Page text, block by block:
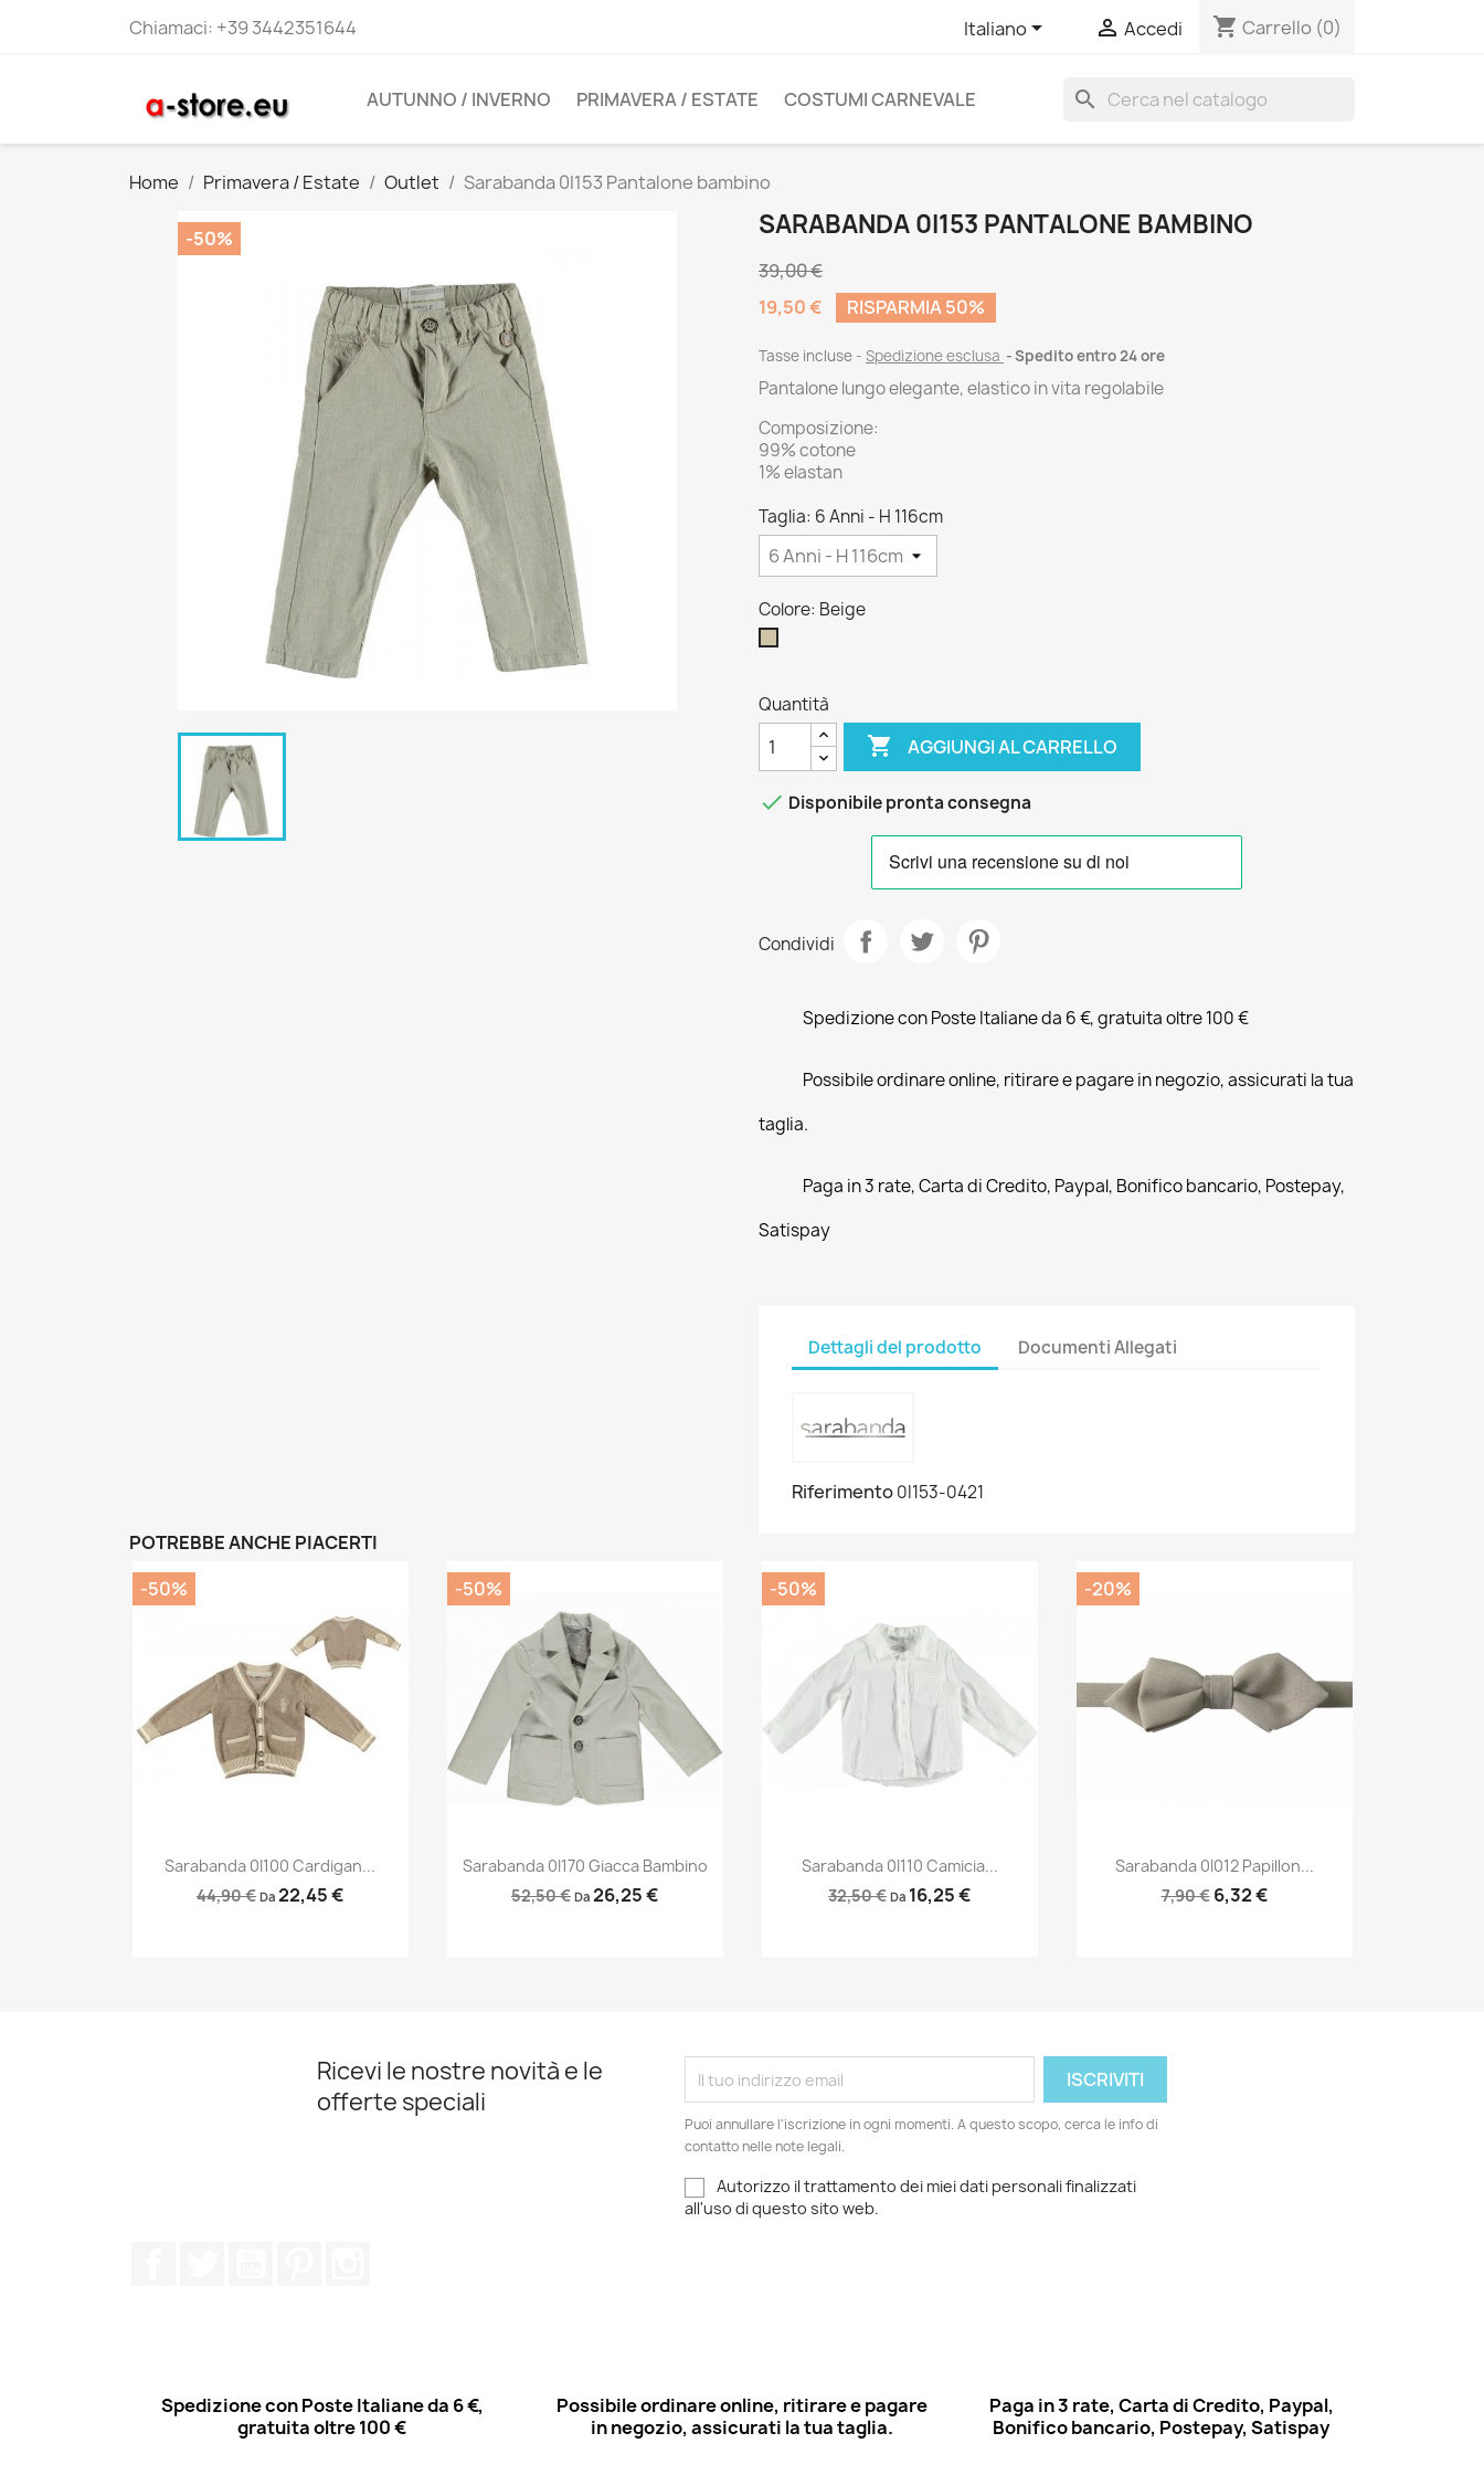
Chiamaci: +39 3442351644 Italiano  Accedi shopping_cart Carrello (0)
AUTUNNO / INVERNO PRIMAVERA / ESTATE COSTUMI CARNEVALE search
Home Primavera / Estate Outlet Sarabanda 0I153 Pantalone bambino
-50% SARABANDA 0I153 PANTALONE BAMBINO
39,00 €
19,50 €
RISPARMIA 50%
Tasse incluse Spedizione esclusa Spedito entro 24 ore
Pantalone lungo elegante, elastico in vita regolabile
Composizione:
99% cotone
1% elastan
Taglia: 6 Anni - H 116cm
Colore: Beige
Quantità
 AGGIUNGI AL CARRELLO
 Disponibile pronta consegna
Condividi
Spedizione con Poste Italiane da 6 €, gratuita oltre 100 €
Possibile ordinare online, ritirare e pagare in negozio, assicurati la tua
taglia.
Paga in 3 rate, Carta di Credito, Paypal, Bonifico bancario, Postepay,
Satispay
Dettagli del prodotto Documenti Allegati
Riferimento0I153-0421
POTREBBE ANCHE PIACERTI
Anteprima
Sarabanda 0I100 Cardigan...
44,90 € Da 22,45 €
-50%
Anteprima
Sarabanda 0I170 Giacca Bambino
52,50 € Da 26,25 €
-50%
Anteprima
Sarabanda 0I110 Camicia...
32,50 € Da 16,25 €
-50%
Anteprima
Sarabanda 0I012 Papillon...
7,90 € 6,32 €
-20%
Ricevi le nostre novità e le
offerte speciali
Puoi annullare l'iscrizione in ogni momenti. A questo scopo, cerca le info di
contatto nelle note legali.
Autorizzo il trattamento dei miei dati personali finalizzati
all'uso di questo sito web.
Spedizione con Poste Italiane da 6 €,
gratuita oltre 100 €
Possibile ordinare online, ritirare e pagare
in negozio, assicurati la tua taglia.
Paga in 3 rate, Carta di Credito, Paypal,
Bonifico bancario, Postepay, Satispay